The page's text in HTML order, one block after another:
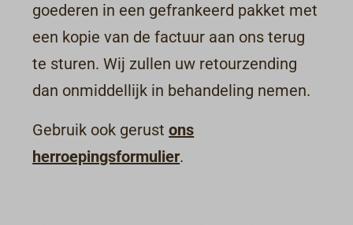
goederen in een gefrankeerd pakket met
een kopie van de factuur aan ons terug
te sturen. Wij zullen uw retourzending
dan onmiddellijk in behandeling nemen.
Gebruik ook gerustons
herroepingsformulier.